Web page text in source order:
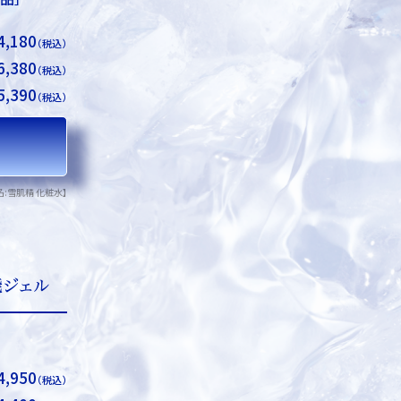
（税込）
（税込）
（税込）
:雪肌精 化粧水】
（税込）